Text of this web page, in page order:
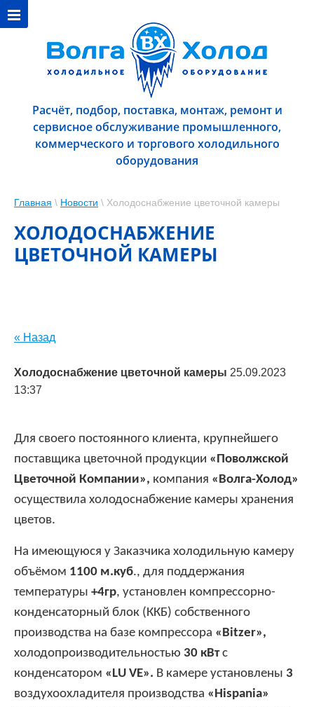
Расчёт, подбор, поставка, монтаж, ремонт и
сервисное обслуживание промышленного,
коммерческого и торгового холодильного
оборудования
Главная \ Новости \ Холодоснабжение цветочной камеры
ХОЛОДОСНАБЖЕНИЕ
ЦВЕТОЧНОЙ КАМЕРЫ
« Назад
Холодоснабжение цветочной камеры 25.09.2023
13:37
Для своего постоянного клиента, крупнейшего
поставщика цветочной продукции «Поволжской
Цветочной Компании», компания «Волга-Холод»
осуществила холодоснабжение камеры хранения
цветов.
На имеющуюся у Заказчика холодильную камеру
объёмом 1100 м.куб., для поддержания
температуры +4гр, установлен компрессорно-
конденсаторный блок (ККБ) собственного
производства на базе компрессора «Bitzer»,
холодопроизводительностью 30 кВтс
конденсатором «LU VE». В камере установлены 3
воздухоохладителя производства «Hispania»